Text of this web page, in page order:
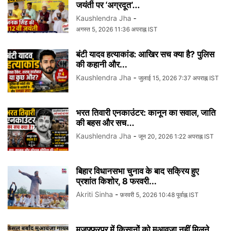
जयंती पर ‘अग्रदूत’...
Kaushlendra Jha -
अगस्त 5, 2026 11:36 अपराह्न IST
बंटी यादव हत्याकांड: आखिर सच क्या है? पुलिस
की कहानी और...
Kaushlendra Jha - जुलाई 15, 2026 7:37 अपराह्न IST
भरत तिवारी एनकाउंटर: कानून का सवाल, जाति
की बहस और सच...
Kaushlendra Jha - जून 20, 2026 1:22 अपराह्न IST
बिहार विधानसभा चुनाव के बाद सक्रिय हुए
प्रशांत किशोर, 8 फरवरी...
Akriti Sinha - फ़रवरी 5, 2026 10:48 पूर्वाह्न IST